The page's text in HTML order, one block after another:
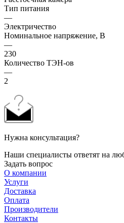
Тип питания
—
Электричество
Номинальное напряжение, В
—
230
Количество ТЭН-ов
—
2
Нужна консультация?
Наши специалисты ответят на
Задать вопрос
О компании
Услуги
Доставка
Оплата
Производители
Контакты